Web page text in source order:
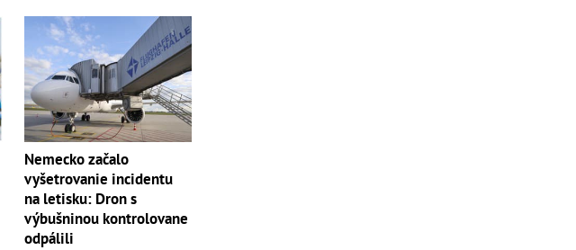
Nemecko začalo
vyšetrovanie incidentu
na letisku: Dron s
výbušninou kontrolovane
odpálili